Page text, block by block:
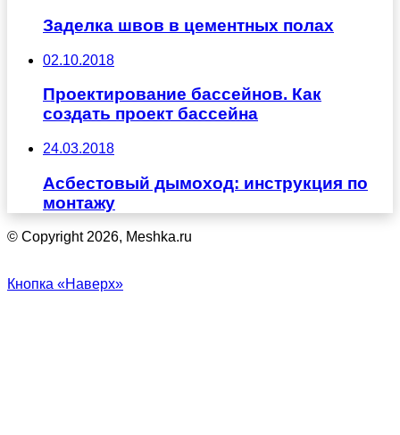
Заделка швов в цементных полах
02.10.2018
Проектирование бассейнов. Как
создать проект бассейна
24.03.2018
Асбестовый дымоход: инструкция по
монтажу
© Copyright 2026, Meshka.ru
Кнопка «Наверх»